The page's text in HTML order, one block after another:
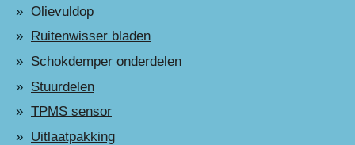
Olievuldop
Ruitenwisser bladen
Schokdemper onderdelen
Stuurdelen
TPMS sensor
Uitlaatpakking